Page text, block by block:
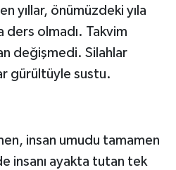
yıllar, önümüzdeki yıla
ders olmadı. Takvim
değişmedi. Silahlar
gürültüyle sustu.
insan umudu tamamen
insanı ayakta tutan tek